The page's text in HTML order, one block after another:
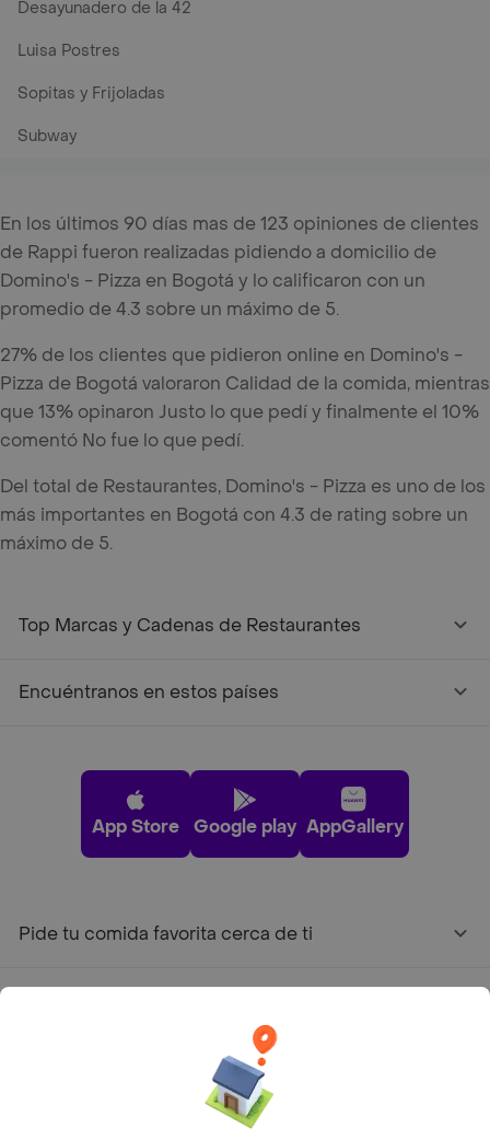
Desayunadero de la 42
Luisa Postres
Sopitas y Frijoladas
Subway
En los últimos 90 días mas de 123 opiniones de clientes
de Rappi fueron realizadas pidiendo a domicilio de
Domino's - Pizza en Bogotá y lo calificaron con un
promedio de 4.3 sobre un máximo de 5.
27% de los clientes que pidieron online en Domino's -
Pizza de Bogotá valoraron Calidad de la comida, mientras
que 13% opinaron Justo lo que pedí y finalmente el 10%
comentó No fue lo que pedí.
Del total de Restaurantes, Domino's - Pizza es uno de los
más importantes en Bogotá con 4.3 de rating sobre un
máximo de 5.
Top Marcas y Cadenas de Restaurantes
Encuéntranos en estos países
App Store Google play AppGallery
Pide tu comida favorita cerca de ti